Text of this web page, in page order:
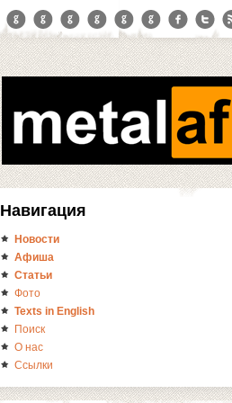
Навигация
Новости
Афиша
Статьи
Фото
Texts in English
Поиск
О нас
Ссылки